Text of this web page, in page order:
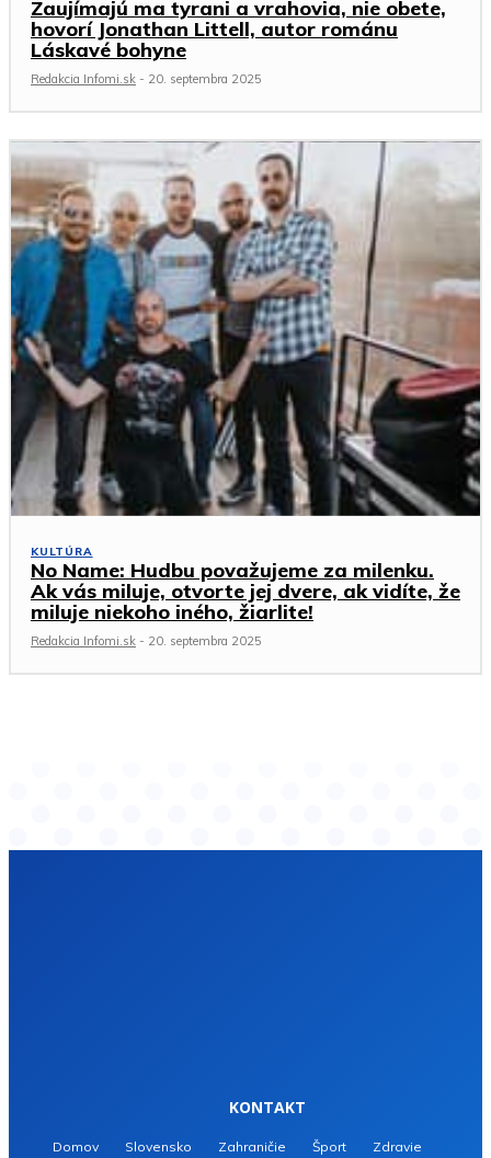
Zaujímajú ma tyrani a vrahovia, nie obete,
hovorí Jonathan Littell, autor románu
Láskavé bohyne
Redakcia Infomi.sk - 20. septembra 2025
KULTÚRA
No Name: Hudbu považujeme za milenku.
Ak vás miluje, otvorte jej dvere, ak vidíte, že
miluje niekoho iného, žiarlite!
Redakcia Infomi.sk - 20. septembra 2025
KONTAKT
Domov Slovensko Zahraničie Šport Zdravie